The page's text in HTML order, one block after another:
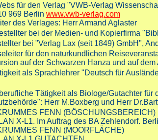
für den Verlag "VWB-Verlag
969 Berlin www.vwb-verlag.com
des Verlages: Herr Armand Aglaster
bei der Medien- und Kopierfirma
bei "Verlag Lax (seit 1849) GmbH",
für den naturkundlichen
auf der Schwarzen Hanza und auf
als Sprachlehrer "Deutsch für
Tätigkeit als Biologe/Gutachter
Herr M.Boxberg und Herr
FENN (BÖSCHUNGSBEREICH)
X-L1. Im Auftrag des BA Zehlendorf.
FENN (MOORFLÄCHE)